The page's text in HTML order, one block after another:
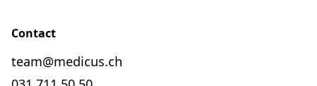
Contact
team@medicus.ch